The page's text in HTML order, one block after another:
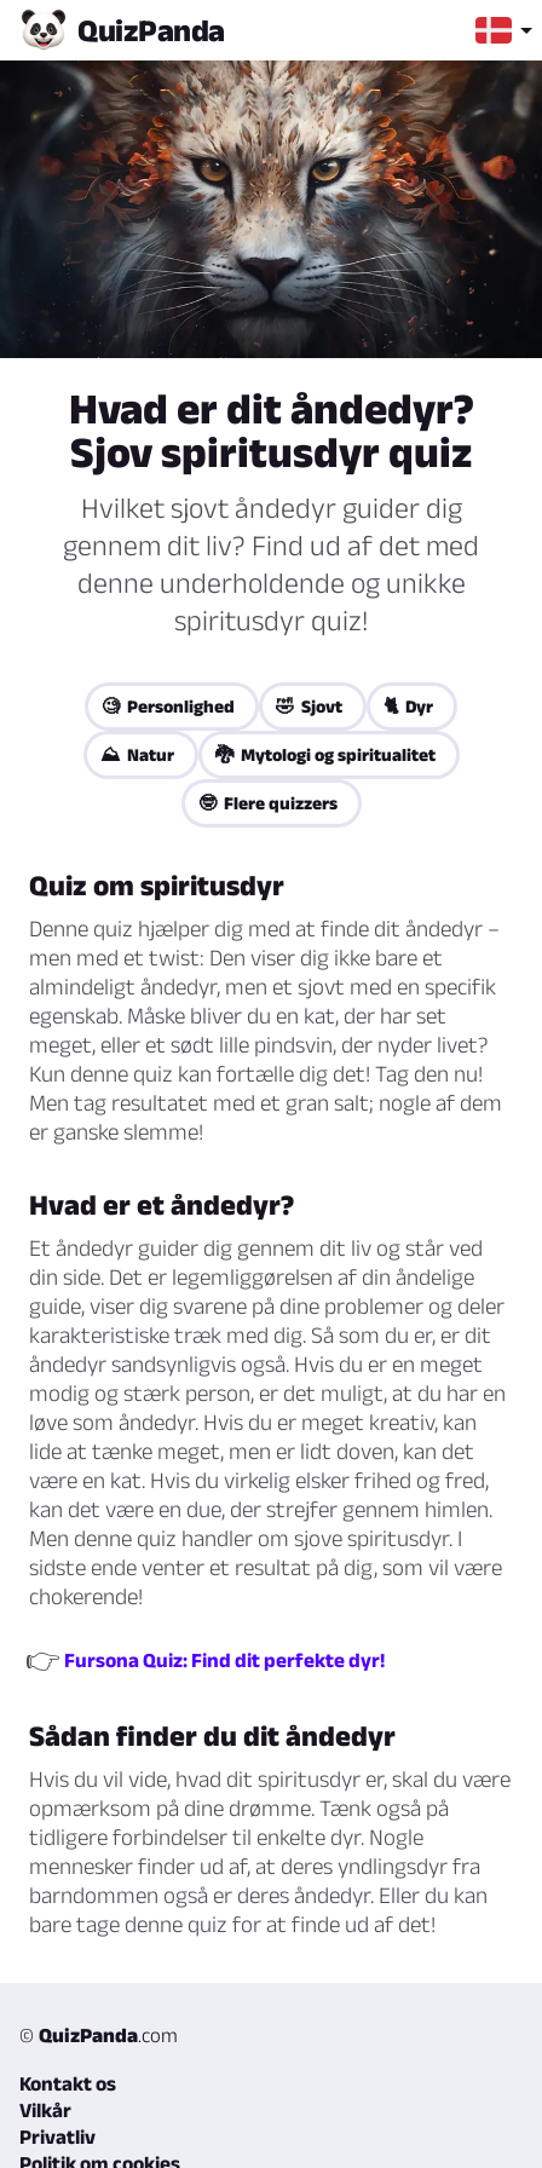
QuizPanda
Hvad er dit åndedyr?
Sjov spiritusdyr quiz
Hvilket sjovt åndedyr guider dig
gennem dit liv? Find ud af det med
denne underholdende og unikke
spiritusdyr quiz!
🧐 Personlighed 🤣 Sjovt 🐈 Dyr
⛰️ Natur 🐉 Mytologi og spiritualitet
🤓 Flere quizzers
Quiz om spiritusdyr
Denne quiz hjælper dig med at finde dit åndedyr –
men med et twist: Den viser dig ikke bare et
almindeligt åndedyr, men et sjovt med en specifik
egenskab. Måske bliver du en kat, der har set
meget, eller et sødt lille pindsvin, der nyder livet?
Kun denne quiz kan fortælle dig det! Tag den nu!
Men tag resultatet med et gran salt; nogle af dem
er ganske slemme!
Hvad er et åndedyr?
Et åndedyr guider dig gennem dit liv og står ved
din side. Det er legemliggørelsen af din åndelige
guide, viser dig svarene på dine problemer og deler
karakteristiske træk med dig. Så som du er, er dit
åndedyr sandsynligvis også. Hvis du er en meget
modig og stærk person, er det muligt, at du har en
løve som åndedyr. Hvis du er meget kreativ, kan
lide at tænke meget, men er lidt doven, kan det
være en kat. Hvis du virkelig elsker frihed og fred,
kan det være en due, der strejfer gennem himlen.
Men denne quiz handler om sjove spiritusdyr. I
sidste ende venter et resultat på dig, som vil være
chokerende!
👉 Fursona Quiz: Find dit perfekte dyr!
Sådan finder du dit åndedyr
Hvis du vil vide, hvad dit spiritusdyr er, skal du være
opmærksom på dine drømme. Tænk også på
tidligere forbindelser til enkelte dyr. Nogle
mennesker finder ud af, at deres yndlingsdyr fra
barndommen også er deres åndedyr. Eller du kan
bare tage denne quiz for at finde ud af det!
© QuizPanda.com
Kontakt os
Vilkår
Privatliv
Politik om cookies